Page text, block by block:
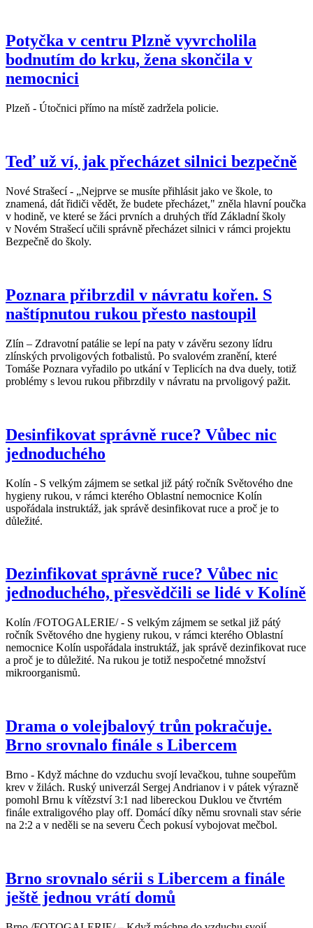
Potyčka v centru Plzně vyvrcholila
bodnutím do krku, žena skončila v
nemocnici
Plzeň - Útočnici přímo na místě zadržela policie.
Teď už ví, jak přecházet silnici bezpečně
Nové Strašecí - „Nejprve se musíte přihlásit jako ve škole, to
znamená, dát řidiči vědět, že budete přecházet," zněla hlavní poučka
v hodině, ve které se žáci prvních a druhých tříd Základní školy
v Novém Strašecí učili správně přecházet silnici v rámci projektu
Bezpečně do školy.
Poznara přibrzdil v návratu kořen. S
naštípnutou rukou přesto nastoupil
Zlín – Zdravotní patálie se lepí na paty v závěru sezony lídru
zlínských prvoligových fotbalistů. Po svalovém zranění, které
Tomáše Poznara vyřadilo po utkání v Teplicích na dva duely, totiž
problémy s levou rukou přibrzdily v návratu na prvoligový pažit.
Desinfikovat správně ruce? Vůbec nic
jednoduchého
Kolín - S velkým zájmem se setkal již pátý ročník Světového dne
hygieny rukou, v rámci kterého Oblastní nemocnice Kolín
uspořádala instruktáž, jak správě desinfikovat ruce a proč je to
důležité.
Dezinfikovat správně ruce? Vůbec nic
jednoduchého, přesvědčili se lidé v Kolíně
Kolín /FOTOGALERIE/ - S velkým zájmem se setkal již pátý
ročník Světového dne hygieny rukou, v rámci kterého Oblastní
nemocnice Kolín uspořádala instruktáž, jak správě dezinfikovat ruce
a proč je to důležité. Na rukou je totiž nespočetné množství
mikroorganismů.
Drama o volejbalový trůn pokračuje.
Brno srovnalo finále s Libercem
Brno - Když máchne do vzduchu svojí levačkou, tuhne soupeřům
krev v žilách. Ruský univerzál Sergej Andrianov i v pátek výrazně
pomohl Brnu k vítězství 3:1 nad libereckou Duklou ve čtvrtém
finále extraligového play off. Domácí díky němu srovnali stav série
na 2:2 a v neděli se na severu Čech pokusí vybojovat mečbol.
Brno srovnalo sérii s Libercem a finále
ještě jednou vrátí domů